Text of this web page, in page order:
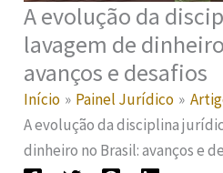
A evolução da
lavagem de
avanços e desafios
Início Painel Jurídico
A evolução da disciplina
dinheiro no Brasil: avanços e